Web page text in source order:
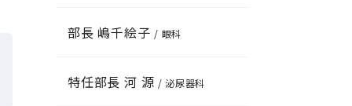
部長 嶋千絵子/ 眼科
特任部長 河 源/ 泌尿器科